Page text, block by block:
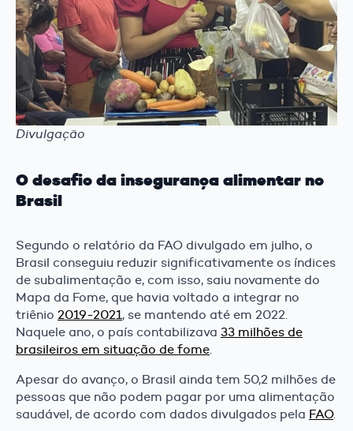
Divulgação
O desafio da insegurança alimentar no
Brasil
Segundo o relatório da FAO divulgado em julho, o
Brasil conseguiu reduzir significativamente os índices
de subalimentação e, com isso, saiu novamente do
Mapa da Fome, que havia voltado a integrar no
triênio 2019-2021, se mantendo até em 2022.
Naquele ano, o país contabilizava 33 milhões de
brasileiros em situação de fome.
Apesar do avanço, o Brasil ainda tem 50,2 milhões de
pessoas que não podem pagar por uma alimentação
saudável, de acordo com dados divulgados pela FAO.